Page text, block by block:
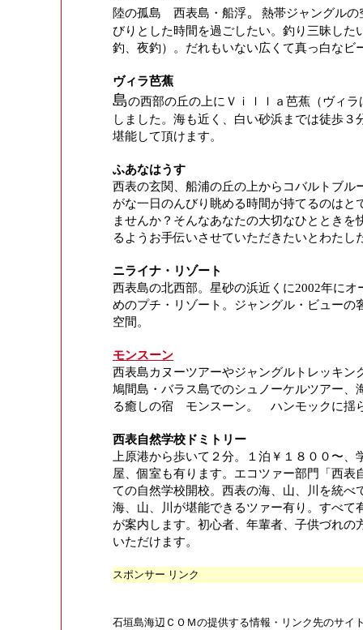
陸の孤島 西表島・船浮。
熱帯ジャングル
びりとした時間を過ごしたい。釣り三昧した
釣、夜釣）。だれもいない広くて真っ白なビ
ヴィラ芭蕉
島の西部の丘の上にＶｉｌｌａ芭蕉（ヴィ
しました。海も近く、白い砂浜までは徒歩３
堪能して頂けます。
ふあなはうす
西表の玄関、船浦の丘の上からコバルトブル
がな一日のんびり眺める時間が持てるのはと
ませんか？ そんなあなたの大切なひとときを
るようお手伝いさせていただきたいとわたし
ニライナ・リゾート
西表島の北西部。星砂の浜近くに2002年にオ
めのプチ・リゾート。 ジャングル・ビューの
空間。
モンスーン
西表島カヌーツアーやジャングルトレッキン
鳩間島・バラス島でのシュノーケルツアー、
る癒しの宿 モンスーン。 ハンモックに揺
西表自然学校ドミトリー
上原港から歩いて２分。１泊￥１８００〜、
屋、個室も有ります。エコツァー部門「西表
ての自然学校開校。西表の海、山、川を統べ
海、山、川が堪能できるツァー有り。すべて
が案内します。初心者、年輩者、子供づれの
いただけます。
スポンサー リンク
石垣島海辺ＣＯＭの提供する情報・リンク先のサイ